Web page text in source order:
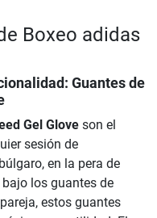
Boxeo adidas
Guantes de
Gel Glove son el
sesión de
en la pera de
los guantes de
estos guantes